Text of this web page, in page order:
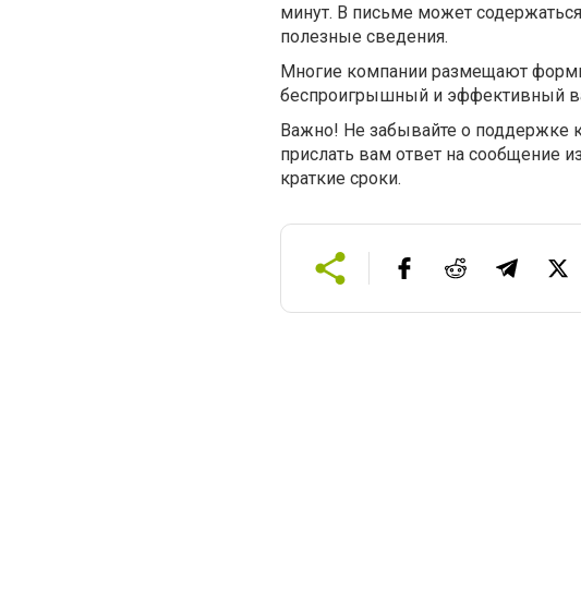
минут. В письме может
полезные сведения.
Многие компании размещают
беспроигрышный и эффективный
Важно! Не забывайте о поддержке
прислать вам ответ на сообщение
краткие сроки.